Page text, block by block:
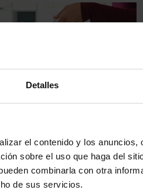
Detalles
el contenido y los
sobre el uso que haga del
combinarla con otra
de sus servicios.